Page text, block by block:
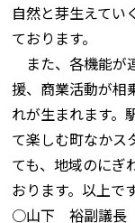
自然と芽生えてい
ております。
また、各機能が
援、商業活動が相
れが生まれます。
て楽しむ町なかス
ても、地域のにぎ
おります。以上です
○山下 裕副議長